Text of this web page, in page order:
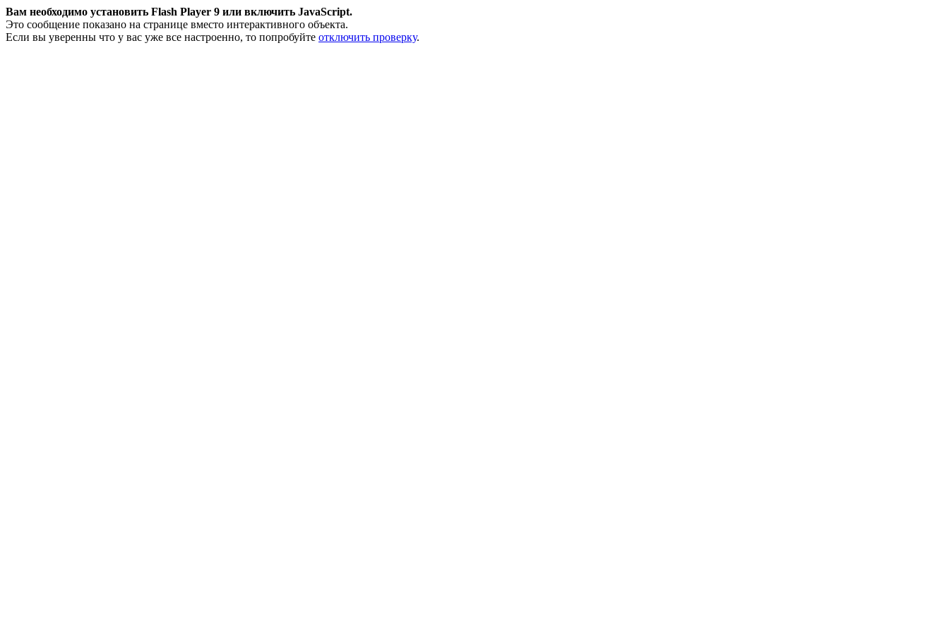
Вам необходимо установить Flash Player 9 или включить JavaScript.
Это сообщение показано на странице вместо интерактивного объекта.
Если вы уверенны что у вас уже все настроенно, то попробуйте отключить проверку.